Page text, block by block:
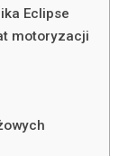
Eclipse
motoryzacji